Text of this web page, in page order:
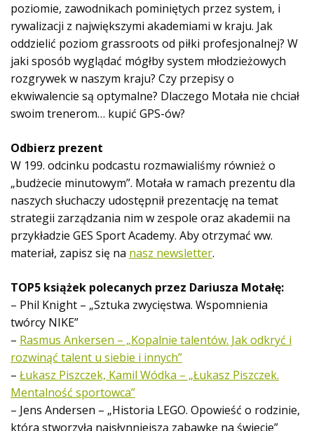
poziomie, zawodnikach pominiętych przez system, i
rywalizacji z największymi akademiami w kraju. Jak
oddzielić poziom grassroots od piłki profesjonalnej? W
jaki sposób wyglądać mógłby system młodzieżowych
rozgrywek w naszym kraju? Czy przepisy o
ekwiwalencie są optymalne? Dlaczego Motała nie chciał
swoim trenerom… kupić GPS-ów?
Odbierz prezent
W 199. odcinku podcastu rozmawialiśmy również o
„budżecie minutowym”. Motała w ramach prezentu dla
naszych słuchaczy udostępnił prezentację na temat
strategii zarządzania nim w zespole oraz akademii na
przykładzie GES Sport Academy. Aby otrzymać ww.
materiał, zapisz się na nasz newsletter.
TOP5 książek polecanych przez Dariusza Motałę:
– Phil Knight – „Sztuka zwycięstwa. Wspomnienia
twórcy NIKE”
– Rasmus Ankersen – „Kopalnie talentów. Jak odkryć i
rozwinąć talent u siebie i innych”
–Łukasz Piszczek, Kamil Wódka – „Łukasz Piszczek.
Mentalność sportowca”
– Jens Andersen – „Historia LEGO. Opowieść o rodzinie,
która stworzyła najsłynniejszą zabawkę na świecie”